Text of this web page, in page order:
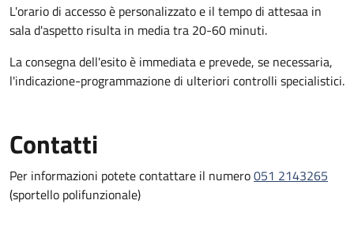
L'orario di accesso è personalizzato e il tempo di attesaa in
sala d'aspetto risulta in media tra 20-60 minuti.
La consegna dell'esito è immediata e prevede, se necessaria,
l'indicazione-programmazione di ulteriori controlli specialistici.
Contatti
Per informazioni potete contattare il numero051 2143265
(sportello polifunzionale)